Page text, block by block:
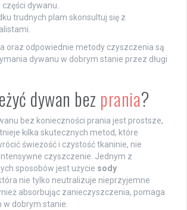
dywanu.
trudnych plam skonsultuj się z
oraz odpowiednie metody czyszczenia są
dywanu w dobrym stanie przez długi
dywan bez prania?
bez konieczności prania jest prostsze,
kilka skutecznych metod, które
świeżość i czystość tkaninie, nie
czyszczenie. Jednym z
sposobów jest użycie sody
nie tylko neutralizuje nieprzyjemne
absorbując zanieczyszczenia, pomaga
dobrym stanie.